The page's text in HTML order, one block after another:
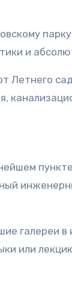
и
Летнего
галереи в
или